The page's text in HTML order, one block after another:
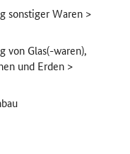
sonstiger Waren >
von Glas(-waren),
und Erden >